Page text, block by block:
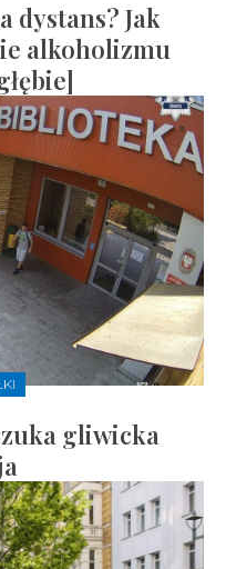
dystans? Jak
alkoholizmu
gliwicka